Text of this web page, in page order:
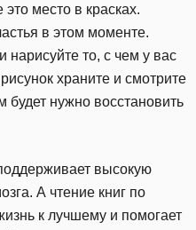
место в красках.
в этом моменте.
нарисуйте то, с чем у вас
храните и смотрите
будет нужно восстановить
высокую
А чтение книг по
к лучшему и помогает